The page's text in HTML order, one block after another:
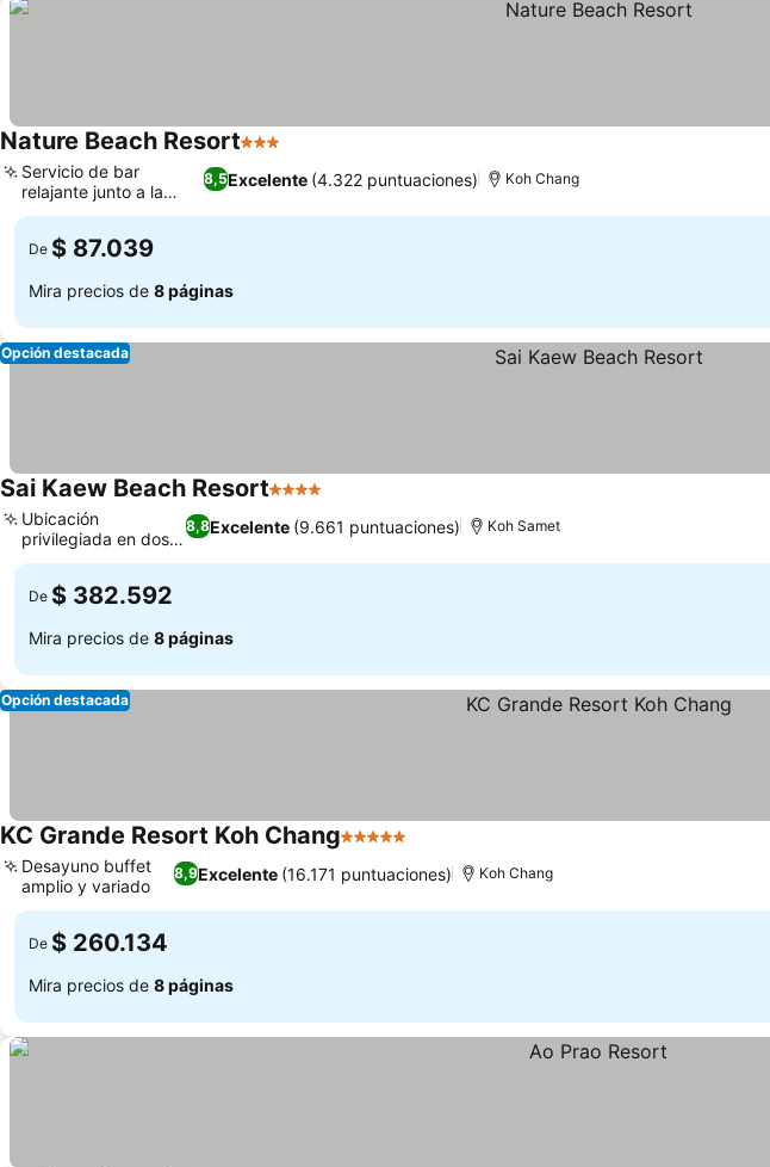
Nature Beach Resort3 Estrellas
8,5Excelente (4.322 puntuaciones)
Servicio de bar
relajante junto a la
piscina
Koh Chang
De $ 87.039
Mira precios de 8 páginas
Opción destacada
Sai Kaew Beach Resort4 Estrellas
8,8Excelente (9.661 puntuaciones)
Ubicación
privilegiada en dos
playas
Koh Samet
De $ 382.592
Mira precios de 8 páginas
Opción destacada
KC Grande Resort Koh Chang5 Estrellas
8,9Excelente (16.171 puntuaciones)
Desayuno buffet
amplio y variado
Koh Chang
De $ 260.134
Mira precios de 8 páginas